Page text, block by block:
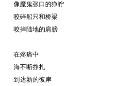
像魔鬼张口的狰狞
咬碎船只和桥梁
咬掉陆地的肩膀
在疼痛中
海不断挣扎
到达新的彼岸